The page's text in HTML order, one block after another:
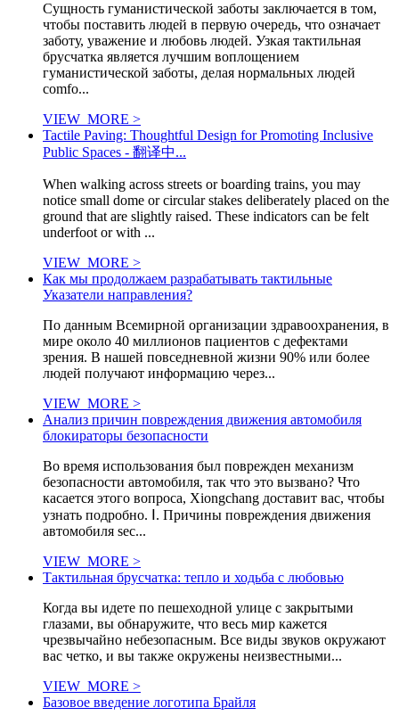
Сущность гуманистической заботы заключается в том,
чтобы поставить людей в первую очередь, что означает
заботу, уважение и любовь людей. Узкая тактильная
брусчатка является лучшим воплощением
гуманистической заботы, делая нормальных людей
comfo...
VIEW_MORE >
Tactile Paving: Thoughtful Design for Promoting Inclusive
Public Spaces - 翻译中...
When walking across streets or boarding trains, you may
notice small dome or circular stakes deliberately placed on the
ground that are slightly raised. These indicators can be felt
underfoot or with ...
VIEW_MORE >
Как мы продолжаем разрабатывать тактильные
Указатели направления?
По данным Всемирной организации здравоохранения, в
мире около 40 миллионов пациентов с дефектами
зрения. В нашей повседневной жизни 90% или более
людей получают информацию через...
VIEW_MORE >
Анализ причин повреждения движения автомобиля
блокираторы безопасности
Во время использования был поврежден механизм
безопасности автомобиля, так что это вызвано? Что
касается этого вопроса, Xiongchang доставит вас, чтобы
узнать подробно. Ⅰ. Причины повреждения движения
автомобиля sec...
VIEW_MORE >
Тактильная брусчатка: тепло и ходьба с любовью
Когда вы идете по пешеходной улице с закрытыми
глазами, вы обнаружите, что весь мир кажется
чрезвычайно небезопасным. Все виды звуков окружают
вас четко, и вы также окружены неизвестными...
VIEW_MORE >
Базовое введение логотипа Брайля